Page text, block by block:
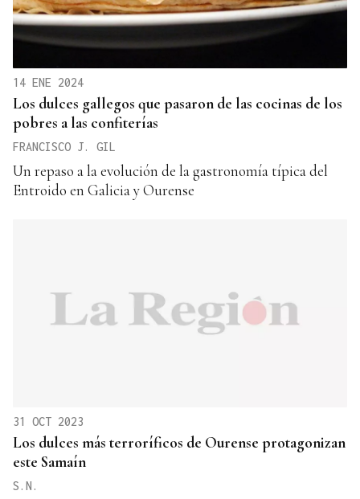
14 ENE 2024
Los dulces gallegos que pasaron de las cocinas de los
pobres a las confiterías
FRANCISCO J. GIL
Un repaso a la evolución de la gastronomía típica del
Entroido en Galicia y Ourense
31 OCT 2023
Los dulces más terroríficos de Ourense protagonizan
este Samaín
S.N.